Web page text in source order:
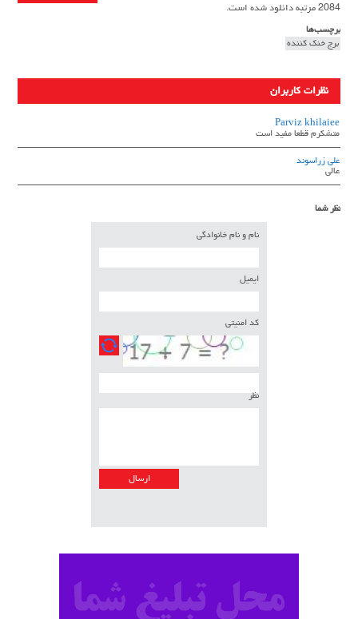
2084 مرتبه دانلود شده است.
برچسب‌ها
برج خنك كننده
نظرات کاربران
Parviz khilaiee
متشكرم قطعا مفيد است
علی زراسوند
عالی
نظر شما
نام و نام خانوادگی
ایمیل
کد امنیتی
نظر